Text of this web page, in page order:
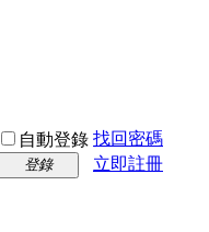
自動登錄 找回密碼
登錄
立即註冊